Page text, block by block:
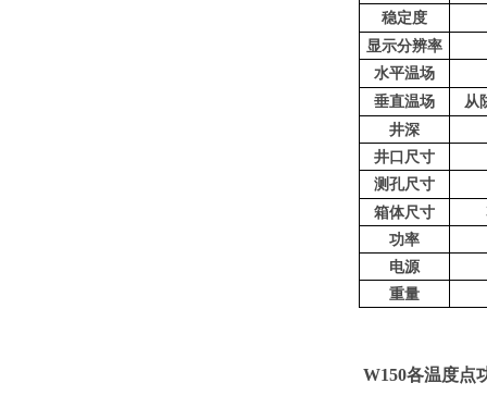
稳定度
显示分辨率
水平温场
垂直温场
从
井深
井口尺寸
测孔尺寸
箱体尺寸
功率
电源
重量
W150各温度点